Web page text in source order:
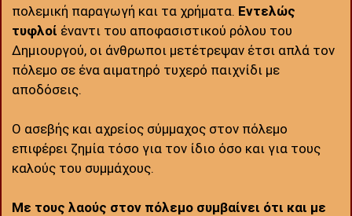
πολεμική παραγωγή και τα χρήματα. Εντελώς
τυφλοί έναντι του αποφασιστικού ρόλου του
Δημιουργού, οι άνθρωποι μετέτρεψαν έτσι απλά τον
πόλεμο σε ένα αιματηρό τυχερό παιχνίδι με
αποδόσεις.
Ο ασεβής και αχρείος σύμμαχος στον πόλεμο
επιφέρει ζημία τόσο για τον ίδιο όσο και για τους
καλούς του συμμάχους.
Με τους λαούς στον πόλεμο συμβαίνει ότι και με